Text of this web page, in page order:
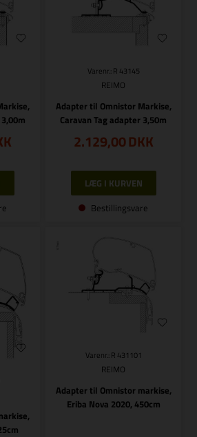
Varenr.: R 43145
REIMO
Adapter til Omnistor Markise,
Caravan Tag adapter 3,50m
2.129,00DKK
Bestillingsvare
Varenr.: R 431101
REIMO
Adapter til Omnistor markise,
Eriba Nova 2020, 450cm